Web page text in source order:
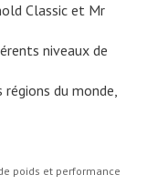
Classic et Mr
niveaux de
régions du monde,
poids et performance